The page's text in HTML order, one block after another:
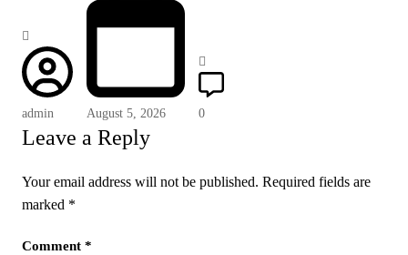
admin August 5, 2026 0
Leave a Reply
Your email address will not be published. Required fields are
marked *
Comment *